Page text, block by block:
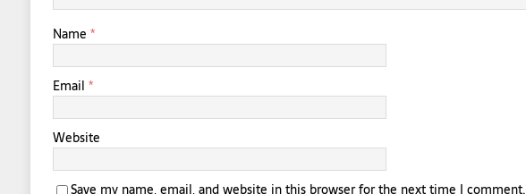
Name *
Email *
Website
Save my name, email, and website in this browser for the next time I comment.